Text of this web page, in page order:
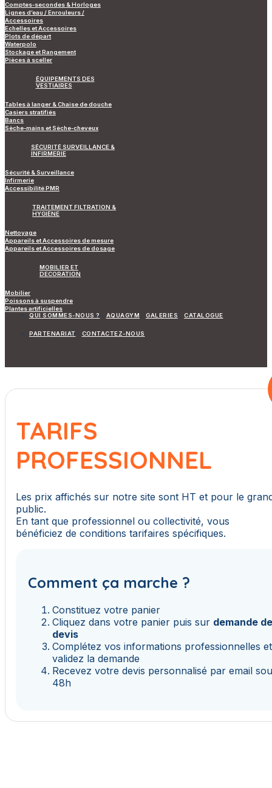
Comptes-secondes & Horloges
Lignes d’eau / Enrouleurs /
Accessoires
Echelles et Accessoires
Plots de départ
Waterpolo
Stockage et Rangement
Pièces à sceller
ÉQUIPEMENTS DES
VESTIAIRES
Tables à langer & Chaise de douche
Casiers stratifiés
Bancs
Sèche-mains et Sèche-cheveux
SÉCURITÉ SURVEILLANCE &
INFIRMERIE
Sécurité & Surveillance
Infirmerie
Accessibilité PMR
TRAITEMENT FILTRATION &
HYGIÈNE
Nettoyage
Appareils et Accessoires de mesure
Appareils et Accessoires de dosage
MOBILIER ET
DECORATION
Mobilier
Poissons à suspendre
Plantes artificielles
QUI SOMMES-NOUS ?
AQUAGYM GALERIES CATALOGUE
PARTENARIAT CONTACTEZ-NOUS
TARIFS
PROFESSIONNEL
Les prix affichés sur notre site sont HT et pour le
public.
En tant que professionnel ou collectivité, vous
bénéficiez de conditions tarifaires spécifiques.
Comment ça marche ?
Constituez votre panier
Cliquez dans votre panier puis sur demande
devis
Complétez vos informations professionnelles et
validez la demande
Recevez votre devis personnalisé par email
48h